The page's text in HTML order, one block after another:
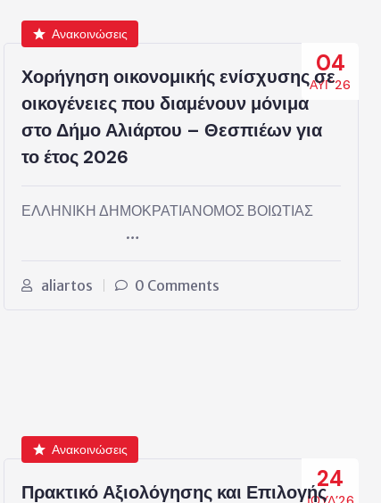
04
ΑΥΓ’26
Ανακοινώσεις
Χορήγηση οικονομικής ενίσχυσης σε
οικογένειες που διαμένουν μόνιμα
στο Δήμο Αλιάρτου – Θεσπιέων για
το έτος 2026
ΕΛΛΗΝΙΚΗ ΔΗΜΟΚΡΑΤΙΑΝΟΜΟΣ ΒΟΙΩΤΙΑΣ
…
aliartos 0 Comments
24
Ανακοινώσεις
Πρακτικό Αξιολόγησης και Επιλογής